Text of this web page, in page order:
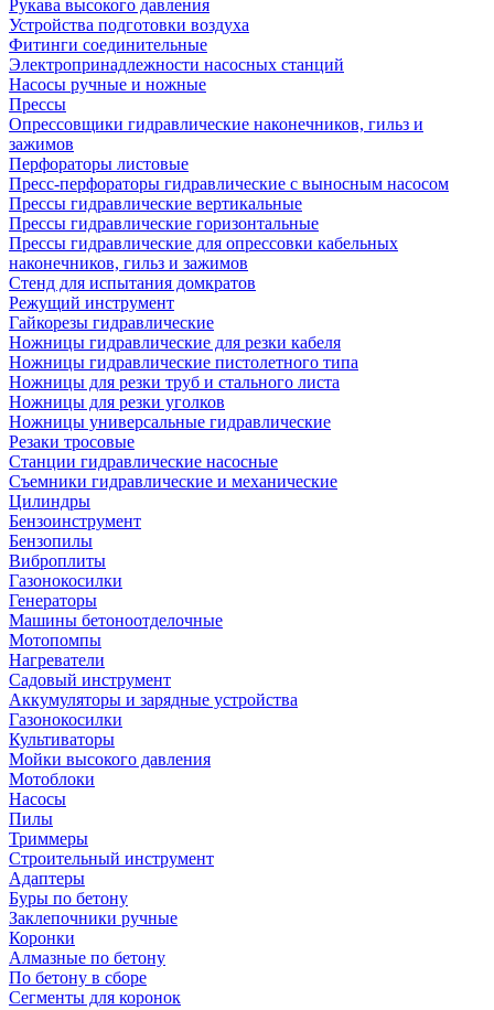
Рукава высокого давления
Устройства подготовки воздуха
Фитинги соединительные
Электропринадлежности насосных станций
Насосы ручные и ножные
Прессы
Опрессовщики гидравлические наконечников, гильз и
зажимов
Перфораторы листовые
Пресс-перфораторы гидравлические с выносным насосом
Прессы гидравлические вертикальные
Прессы гидравлические горизонтальные
Прессы гидравлические для опрессовки кабельных
наконечников, гильз и зажимов
Стенд для испытания домкратов
Режущий инструмент
Гайкорезы гидравлические
Ножницы гидравлические для резки кабеля
Ножницы гидравлические пистолетного типа
Ножницы для резки труб и стального листа
Ножницы для резки уголков
Ножницы универсальные гидравлические
Резаки тросовые
Станции гидравлические насосные
Съемники гидравлические и механические
Цилиндры
Бензоинструмент
Бензопилы
Виброплиты
Газонокосилки
Генераторы
Машины бетоноотделочные
Мотопомпы
Нагреватели
Садовый инструмент
Аккумуляторы и зарядные устройства
Газонокосилки
Культиваторы
Мойки высокого давления
Мотоблоки
Насосы
Пилы
Триммеры
Строительный инструмент
Адаптеры
Буры по бетону
Заклепочники ручные
Коронки
Алмазные по бетону
По бетону в сборе
Сегменты для коронок